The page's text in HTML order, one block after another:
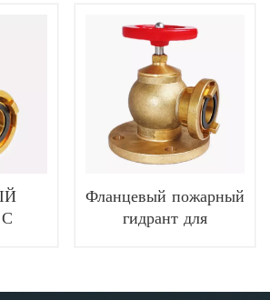
Фланцевый пожарный
гидрант для